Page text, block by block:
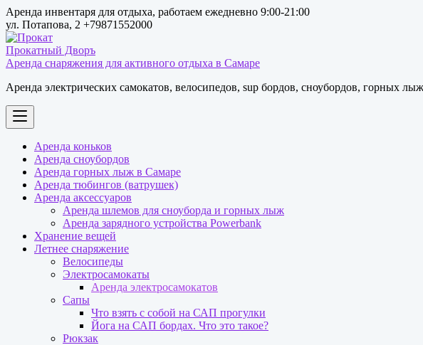
Перейти
к
содержимому
Аренда инвентаря для отдыха, работаем ежедневно 9:00-21:00
ул. Потапова, 2 +79871552000
Аренда снаряжения для активного отдыха в Самаре
Аренда электрических самокатов, велосипедов, sup бордов, сноубордов, горных
Аренда коньков
Аренда сноубордов
Аренда горных лыж в Самаре
Аренда тюбингов (ватрушек)
Аренда аксессуаров
Аренда шлемов для сноуборда и горных лыж
Аренда зарядного устройства Powerbank
Хранение вещей
Летнее снаряжение
Велосипеды
Электросамокаты
Аренда электросамокатов
Сапы
Что взять с собой на САП прогулки
Йога на САП бордах. Что это такое?
Рюкзак